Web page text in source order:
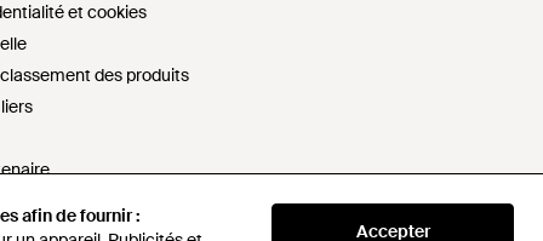
afin de fournir :
Accepter
afin de fournir :
Accepter
et cookies
des produits
mes informations personnelles